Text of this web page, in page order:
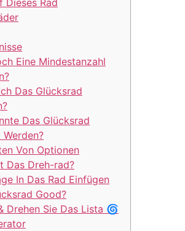
Dieses Rad
Eine Mindestanzahl
Das Glücksrad
Das Glücksrad
Von Optionen
Das Dreh-rad?
In Das Rad Einfügen
Good?
Drehen Sie Das Lista 🌀